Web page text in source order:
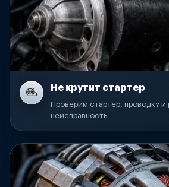
Не крутит стартер
Проверим стартер, проводку и
неисправность.